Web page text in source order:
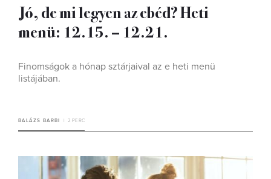
Jó, de mi legyen az ebéd? Heti
menü: 12.15. – 12.21.
Finomságok a hónap sztárjaival az e heti menü
listájában.
BALÁZS BARBI 2 PERC